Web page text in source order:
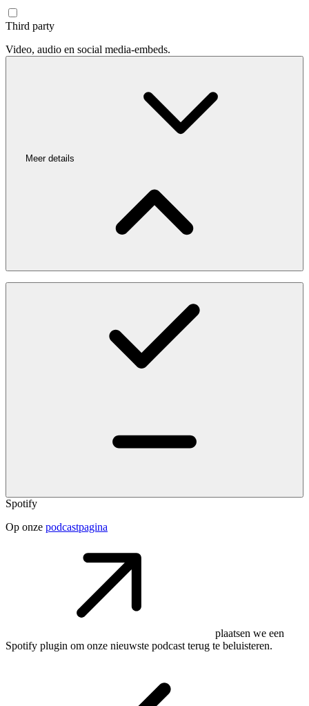
Third party
Video, audio en social media-embeds.
Meer details
Spotify
Op onze podcastpagina
plaatsen we een
Spotify plugin om onze nieuwste podcast terug te beluisteren.